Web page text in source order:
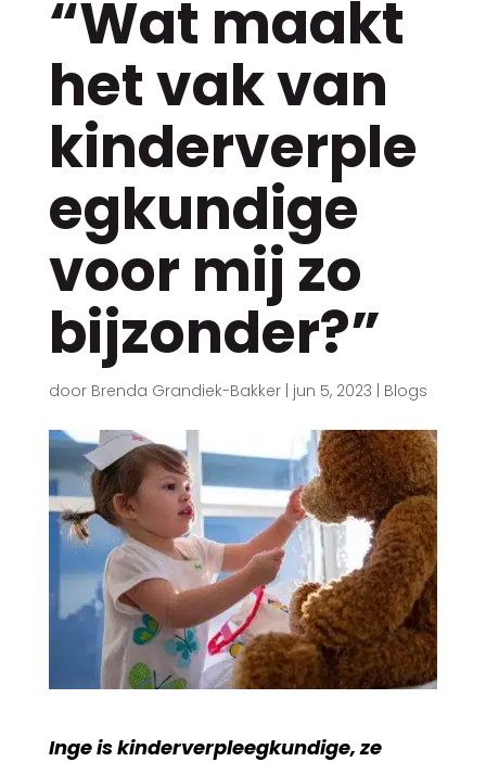
“Wat maakt
het vak van
kinderverple
egkundige
voor mij zo
bijzonder?”
door Brenda Grandiek-Bakker| jun 5, 2023 Blogs
Inge is kinderverpleegkundige, ze